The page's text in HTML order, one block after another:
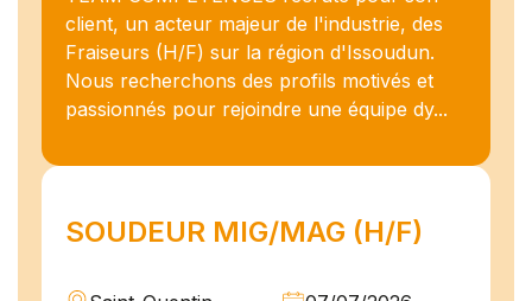
client, un acteur majeur de l'industrie, des
Fraiseurs (H/F) sur la région d'Issoudun.
Nous recherchons des profils motivés et
passionnés pour rejoindre une équipe dy...
SOUDEUR MIG/MAG (H/F)